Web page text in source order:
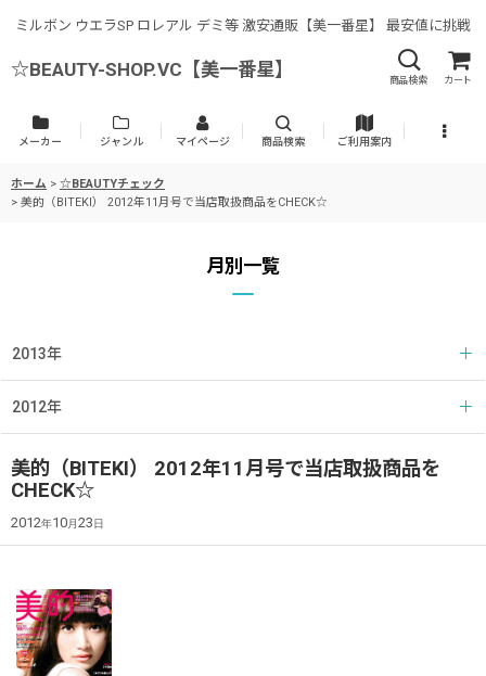
ミルボン ウエラSP ロレアル デミ等 激安通販【美一番星】 最安値に挑戦
☆BEAUTY-SHOP.VC【美一番星】
商品検索 カート
メーカー ジャンル マイページ 商品検索 ご利用案内
ホーム > ☆BEAUTYチェック
> 美的（BITEKI） 2012年11月号で当店取扱商品をCHECK☆
美的（BITEKI） 2012年11月号で当店取扱商品を
CHECK☆
2012年10月23日
月別一覧
2013年
2012年